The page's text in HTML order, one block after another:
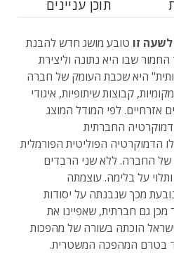
תוכן עניינים
זו טובע מושג חדש להבנת
שבו היא נתונה וליצירת
היא שכבת העומק של חברה
קבוצות שיתופיות, איגודי
אזרחיים. לפי המודל המוצג
החברתית
הדמוקרטיה הפוליטית הפורמלית
של החברה. ללא שני הרבדים
על בלימה. עוצמתה
מכך שנבנתה על יסודות
גם חברתית, שאפיינו את
הוכתה בשורה של מהפכות
בטרם המהפכה המשטרית.